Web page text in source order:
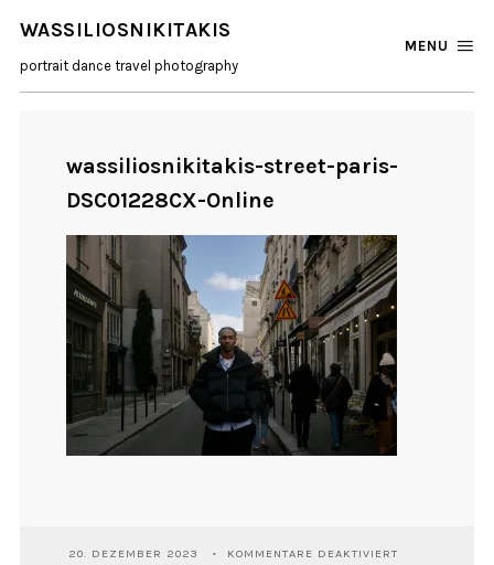
WASSILIOSNIKITAKIS
portrait dance travel photography
MENU
wassiliosnikitakis-street-paris-
DSC01228CX-Online
20. DEZEMBER 2023 KOMMENTARE DEAKTIVIERTFÜR